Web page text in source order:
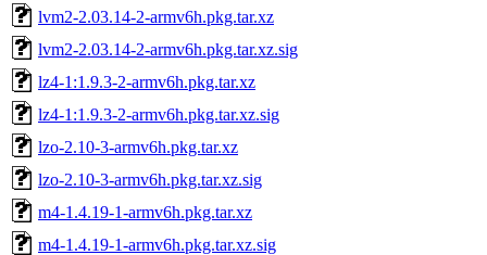
lvm2-2.03.14-2-armv6h.pkg.tar.xz
lvm2-2.03.14-2-armv6h.pkg.tar.xz.sig
lz4-1:1.9.3-2-armv6h.pkg.tar.xz
lz4-1:1.9.3-2-armv6h.pkg.tar.xz.sig
lzo-2.10-3-armv6h.pkg.tar.xz
lzo-2.10-3-armv6h.pkg.tar.xz.sig
m4-1.4.19-1-armv6h.pkg.tar.xz
m4-1.4.19-1-armv6h.pkg.tar.xz.sig